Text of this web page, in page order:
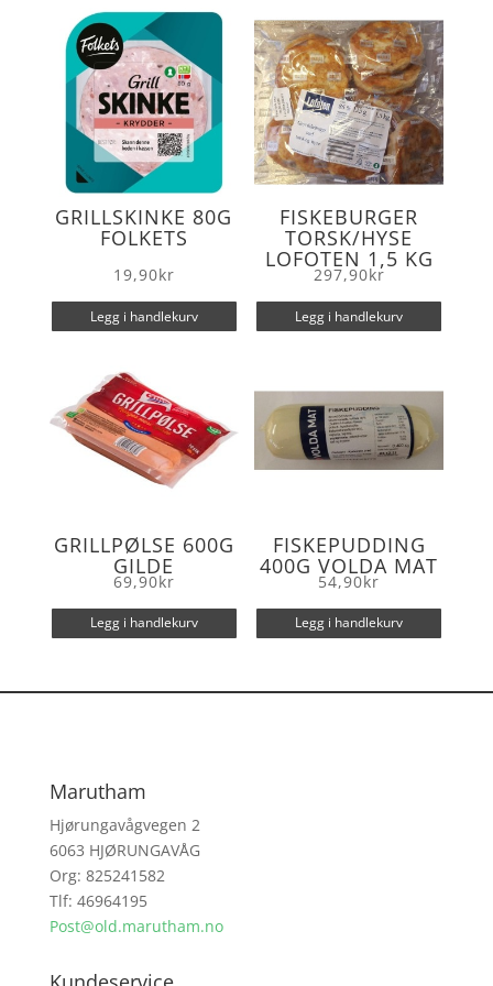
k
r
GRILLSKINKE 80G
FOLKETS
19,90kr
Legg i handlekurv
FISKEBURGER
TORSK/HYSE
LOFOTEN 1,5 KG
297,90kr
Legg i handlekurv
GRILLPØLSE 600G
GILDE
69,90kr
Legg i handlekurv
FISKEPUDDING
400G VOLDA MAT
54,90kr
Legg i handlekurv
Marutham
Hjørungavågvegen 2
6063 HJØRUNGAVÅG
Org: 825241582
Tlf: 46964195
Post@old.marutham.no